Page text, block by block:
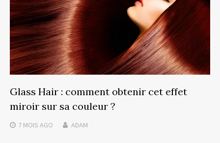
Glass Hair : comment obtenir cet effet
miroir sur sa couleur ?
7 MOIS AGO ADAM